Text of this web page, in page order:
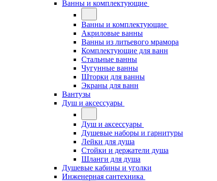
Ванны и комплектующие
Ванны и комплектующие
Акриловые ванны
Ванны из литьевого мрамора
Комплектующие для ванн
Стальные ванны
Чугунные ванны
Шторки для ванны
Экраны для ванн
Вантузы
Душ и аксессуары
Душ и аксессуары
Душевые наборы и гарнитуры
Лейки для душа
Стойки и держатели душа
Шланги для душа
Душевые кабины и уголки
Инженерная сантехника